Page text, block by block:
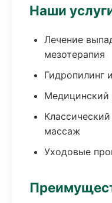
Наши
Лечение
мезотерапия
Гидропилинг
Медицинский
массаж
Уходовые